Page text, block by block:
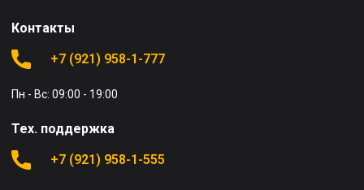
Контакты
+7 (921) 958-1-777
Пн - Вс: 09:00 - 19:00
Тех. поддержка
+7 (921) 958-1-555